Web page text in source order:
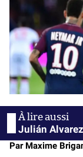
Julián
Par Maxime